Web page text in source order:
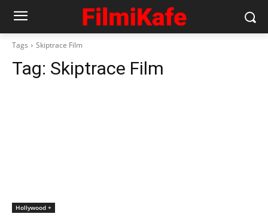
Tags Skiptrace Film
Tag: Skiptrace Film
Hollywood +